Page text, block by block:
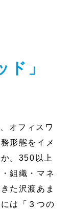
ド」
オフィスワ
形態をイメ
。350以上
組織・マネ
た沢渡あま
は「３つの